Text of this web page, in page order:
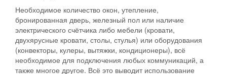
Необходимое количество окон, утепление,
бронированная дверь, железный пол или наличие
электрического счётчика либо мебели (кровати,
двухярусные кровати, столы, стулья) или оборудования
(конвекторы, кулеры, вытяжки, кондиционеры), всё
необходимое для подключения любых коммуникаций, а
также многое другое. Всё это выводит использование